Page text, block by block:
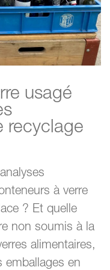
usagé
recyclage
à verre
? Et quelle
non soumis à la
alimentaires,
emballages en